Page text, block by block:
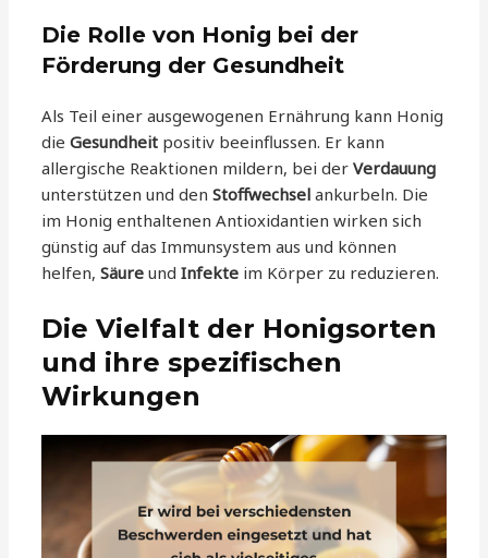
Die Rolle von Honig bei der
Förderung der Gesundheit
Als Teil einer ausgewogenen Ernährung kann Honig
dieGesundheit positiv beeinflussen. Er kann
allergische Reaktionen mildern, bei derVerdauung
unterstützen und denStoffwechsel ankurbeln. Die
im Honig enthaltenen Antioxidantien wirken sich
günstig auf das Immunsystem aus und können
helfen,Säure undInfekte im Körper zu reduzieren.
Die Vielfalt der Honigsorten
und ihre spezifischen
Wirkungen